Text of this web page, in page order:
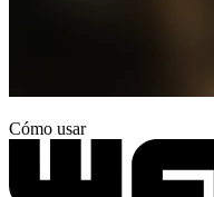
Cómo usar